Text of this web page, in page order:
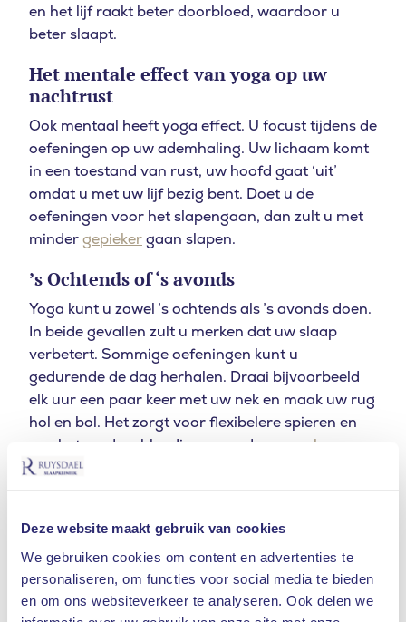
Deze website maakt gebruik van cookies
We gebruiken cookies om content en advertenties te
personaliseren, om functies voor social media te bieden
en om ons websiteverkeer te analyseren. Ook delen we
en het lijf raakt beter doorbloed, waardoor u
beter slaapt.
Het mentale effect van yoga op uw
nachtrust
Ook mentaal heeft yoga effect. U focust tijdens de
oefeningen op uw ademhaling. Uw lichaam komt
in een toestand van rust, uw hoofd gaat ‘uit’
omdat u met uw lijf bezig bent. Doet u de
oefeningen voor het slapengaan, dan zult u met
mindergepiekergaan slapen.
’s Ochtends of ‘s avonds
Yoga kunt u zowel ’s ochtends als ’s avonds doen.
In beide gevallen zult u merken dat uw slaap
verbetert. Sommige oefeningen kunt u
gedurende de dag herhalen. Draai bijvoorbeeld
elk uur een paar keer met uw nek en maak uw rug
hol en bol. Het zorgt voor flexibelere spieren en
een betere doorbloeding, waardoor
uw slaap
verbetert
Er bestaan verschillende soorten yoga. Sommige
zijn zwaarder dan andere. Een van de vormen
van yoga die een positief effect heeft op uw
slaap, is Yoga Nidra. Yoga Nidra staat ook bekend